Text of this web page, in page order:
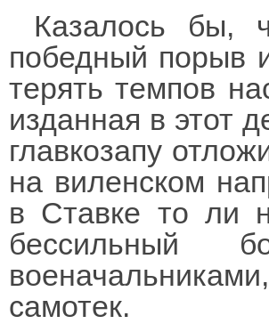
Казалось бы,
победный порыв
терять темпов
изданная в этот
главкозапу
на виленском
в Ставке то ли
бессильный
самотек.